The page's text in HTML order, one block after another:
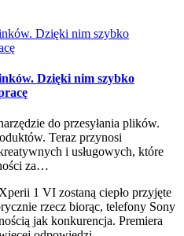
Dzięki nim szybko
do przesyłania plików.
Teraz przynosi
i usługowych, które
za…
1 VI zostaną ciepło przyjęte
rzecz biorąc, telefony Sony
jak konkurencja. Premiera